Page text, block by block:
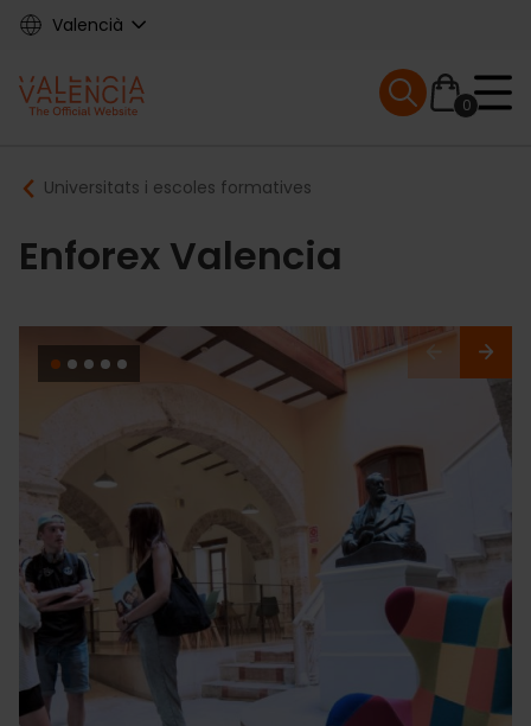
Skip
content
Valencià
Main
navigation
0
Mobile menu
Breadcrumb
Universitats i escoles formatives
Enforex Valencia